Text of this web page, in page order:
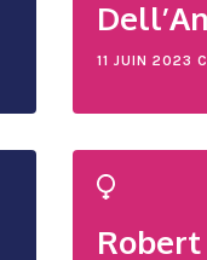
11 JUIN 2023
Robert